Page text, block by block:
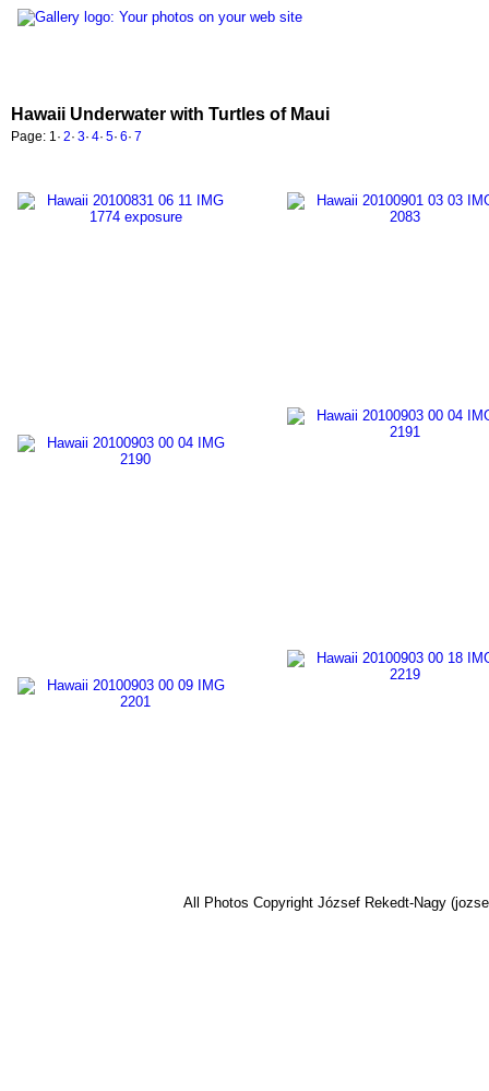
Hawaii Underwater with Turtles of Maui
Page: 1 · 2· 3· 4· 5· 6· 7
All Photos Copyright József Rekedt-Nagy